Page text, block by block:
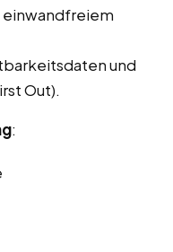
einwandfreiem
und
Out).
: